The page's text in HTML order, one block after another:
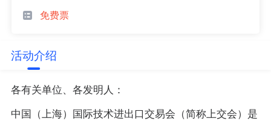
免费票
活动介绍
各有关单位、各发明人：
中国（上海）国际技术进出口交易会（简称上交会）是